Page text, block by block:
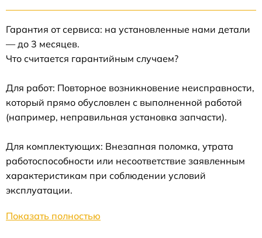
Гарантия от сервиса: на установленные нами детали
— до 3 месяцев.
Что считается гарантийным случаем?
Для работ: Повторное возникновение неисправности,
который прямо обусловлен с выполненной работой
(например, неправильная установка запчасти).
Для комплектующих: Внезапная поломка, утрата
работоспособности или несоответствие заявленным
характеристикам при соблюдении условий
эксплуатации.
Показать полностью